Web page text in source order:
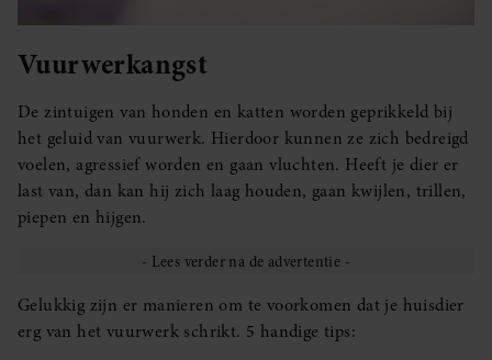
Vuurwerkangst
De zintuigen van honden en katten worden geprikkeld bij
het geluid van vuurwerk. Hierdoor kunnen ze zich bedreigd
voelen, agressief worden en gaan vluchten. Heeft je dier er
last van, dan kan hij zich laag houden, gaan kwijlen, trillen,
piepen en hijgen.
Gelukkig zijn er manieren om te voorkomen dat je huisdier
erg van het vuurwerk schrikt. 5 handige tips: